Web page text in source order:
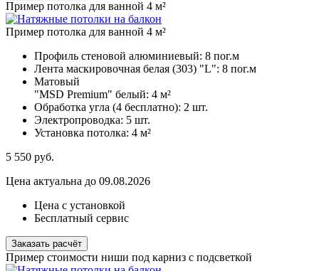
Пример потолка для ванной 4 м²
Пример потолка для ванной 4 м²
Профиль стеновой алюминиевый: 8 пог.м
Лента маскировочная белая (303) "L": 8 пог.м
Матовый
"MSD Premium" белый: 4 м²
Обработка угла (4 бесплатно): 2 шт.
Электропроводка: 5 шт.
Установка потолка: 4 м²
5 550 руб.
Цена актуальна до 09.08.2026
Цена с установкой
Бесплатный сервис
Заказать расчёт
Пример стоимости ниши под карниз с подсветкой